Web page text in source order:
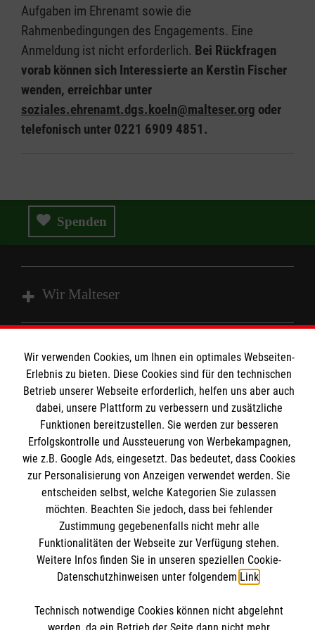
Aufgaben im Ehrenamt sowie die
Rahmenbedingungen des Engagements. Eine
Anmeldung ist nicht erforderlich. Bei Rückfragen
vorab können sich Interessierte an Kerstin Fischer
wenden, erreichbar unter
soziales.ehrenamt.dgs.koeln@malteser.org oder
telefonisch unter 0221 6909 4851.
Spenden
Wir Malteser
Angebote & Leistungen
Kursangebote
Mitarbeiten
Wir Malteser
Informationen
Kontakt
Impressum
Datenschutz
Barrierefreiheit
Interner Bereich
Malteser online
Malteserorden
Malteser Jugend
Malteser International
Sharepoint
Spendenkonto
Empfänger: Malteser Hilfsdienst e.V.
BIC: GENODED 1PAX
Soziale Netzwerke
Wir verwenden Cookies, um Ihnen ein optimales Webseiten-
Erlebnis zu bieten. Diese Cookies sind für den technischen
Betrieb unserer Webseite erforderlich, helfen uns aber auch
dabei, unsere Plattform zu verbessern und zusätzliche
Funktionen bereitzustellen. Sie werden zur besseren
Erfolgskontrolle und Aussteuerung von Werbekampagnen,
wie z.B. Google Ads, eingesetzt. Das bedeutet, dass Cookies
zur Personalisierung von Anzeigen verwendet werden. Sie
entscheiden selbst, welche Kategorien Sie zulassen
möchten. Beachten Sie jedoch, dass bei fehlender
Zustimmung gegebenenfalls nicht mehr alle
Funktionalitäten der Webseite zur Verfügung stehen.
Weitere Infos finden Sie in unseren speziellen Cookie-
Datenschutzhinweisen unter folgendem Link.
Technisch notwendige Cookies können nicht abgelehnt